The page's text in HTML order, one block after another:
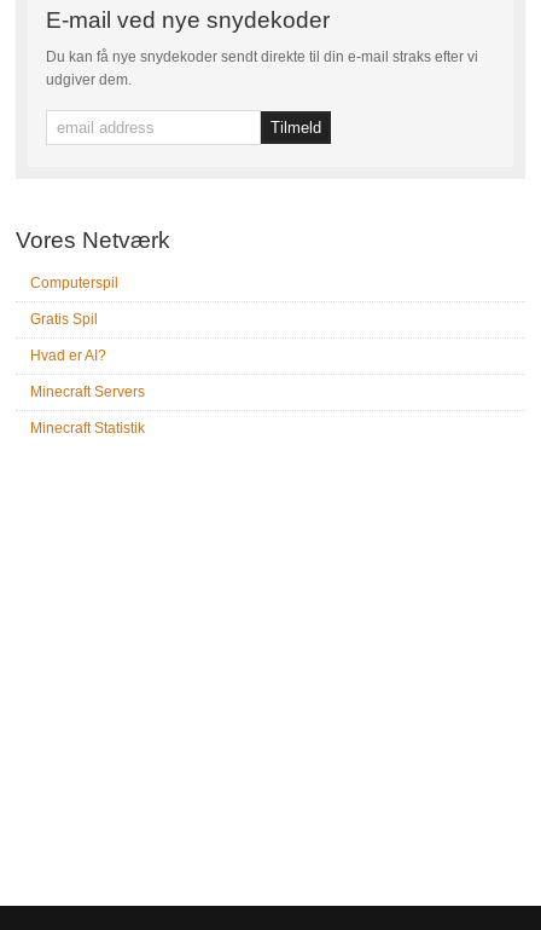
E-mail ved nye snydekoder
Du kan få nye snydekoder sendt direkte til din e-mail straks efter vi
udgiver dem.
Vores Netværk
Computerspil
Gratis Spil
Hvad er AI?
Minecraft Servers
Minecraft Statistik